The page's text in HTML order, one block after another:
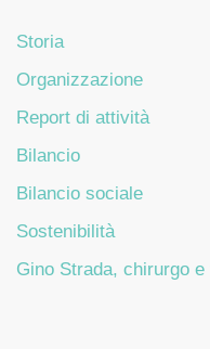
Storia
Organizzazione
Report di attività
Bilancio
Bilancio sociale
Sostenibilità
Gino Strada, chirurgo